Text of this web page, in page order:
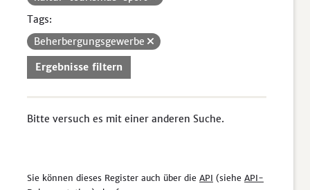
Tags:
Beherbergungsgewerbe
Ergebnisse filtern
Bitte versuch es mit einer anderen Suche.
Sie können dieses Register auch über die API (siehe API-